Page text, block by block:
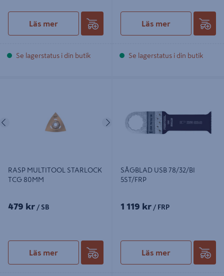
Läs mer
Se lagerstatus i din butik
Läs mer
Se lagerstatus i din butik
Föregående Nästa
RASP MULTITOOL STARLOCK
TCG 80MM
479 kr / SB
Läs mer
SÅGBLAD USB 78/32/BI
5ST/FRP
1 119 kr / FRP
Läs mer